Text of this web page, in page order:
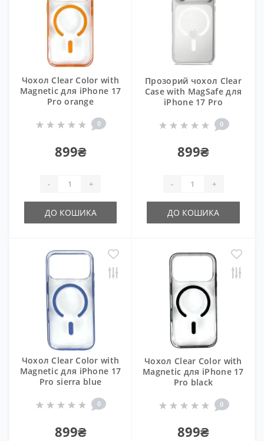
Чохол Clear Color with
Magnetic для iPhone 17
Pro orange
0
899₴
- +
ДО КОШИКА
Прозорий чохол Clear
Case with MagSafe для
iPhone 17 Pro
0
899₴
- +
ДО КОШИКА
Чохол Clear Color with
Magnetic для iPhone 17
Pro sierra blue
0
899₴
Чохол Clear Color with
Magnetic для iPhone 17
Pro black
0
899₴